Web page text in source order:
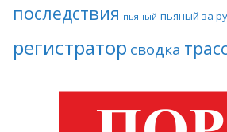
последствия пьяный пьяный за
регистратор сводка